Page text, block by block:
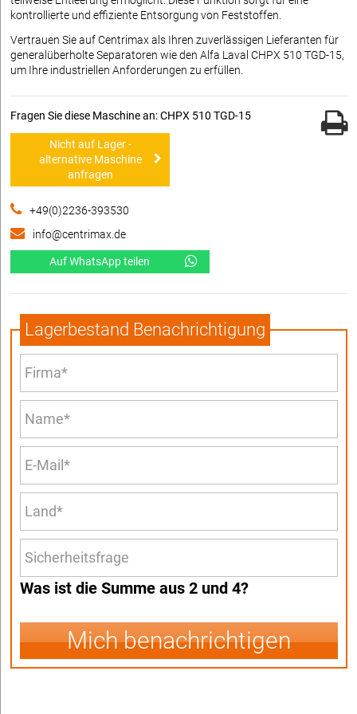
kontrollierte und effiziente Entsorgung von Feststoffen.
Vertrauen Sie auf Centrimax als Ihren zuverlässigen Lieferanten für
generalüberholte Separatoren wie den Alfa Laval CHPX 510 TGD-15,
um Ihre industriellen Anforderungen zu erfüllen.
Fragen Sie diese Maschine an: CHPX 510 TGD-15
Nicht auf Lager -
alternative Maschine
anfragen
+49(0)2236-393530
info@centrimax.de
Auf WhatsApp teilen
Lagerbestand Benachrichtigung
Was ist die Summe aus 2 und 4?
Mich benachrichtigen